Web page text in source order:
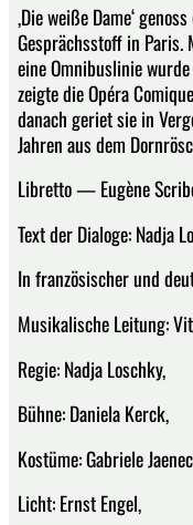
,Die weiße Dame‘
Gesprächsstoff in Paris.
eine Omnibuslinie
zeigte die Opéra
danach geriet sie in
Jahren aus dem
Libretto — Eugène
Text der Dialoge: Nadja
In französischer und
Musikalische Leitung:
Regie: Nadja Loschky,
Bühne: Daniela Kerck,
Kostüme: Gabriele
Licht: Ernst Engel,